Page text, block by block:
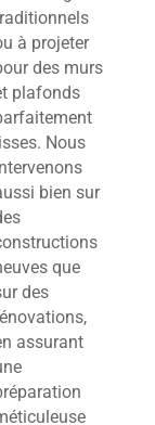
à projeter
des murs
plafonds
lisses. Nous
bien sur
que
des
assurant